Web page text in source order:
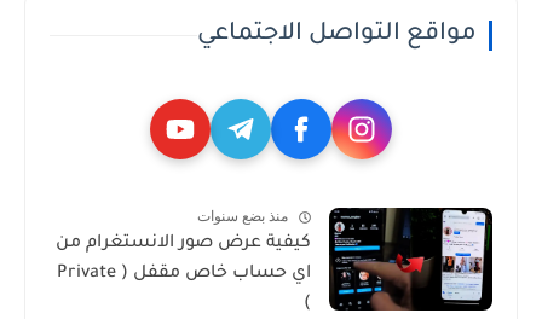
مواقع التواصل الاجتماعي
منذ بضع سنوات
كيفية عرض صور الانستغرام من
اي حساب خاص مقفل ( Private
)